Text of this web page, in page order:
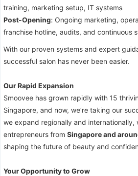
training, marketing setup, IT systems
Post-Opening: Ongoing marketing,
franchise hotline, audits, and continuous
With our proven systems and expert
successful salon has never been easier.
Our Rapid Expansion
Smoovee has grown rapidly with 15
Singapore, and now, we’re taking our
we expand regionally and internationally,
entrepreneurs from Singapore and
shaping the future of beauty and
Your Opportunity to Grow